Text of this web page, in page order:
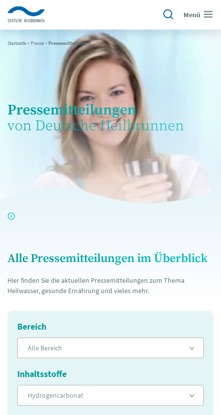
Menü
Startseite~ Presse~Pressemitteilungen
Pressemitteilungen
von Deutsche Heilbrunnen
Alle Pressemitteilungen im Überblick
Hier finden Sie die aktuellen Pressemitteilungen zum Thema
Heilwasser, gesunde Ernährung und vieles mehr.
Bereich
Alle Bereich
Inhaltsstoffe
Hydrogencarbonat